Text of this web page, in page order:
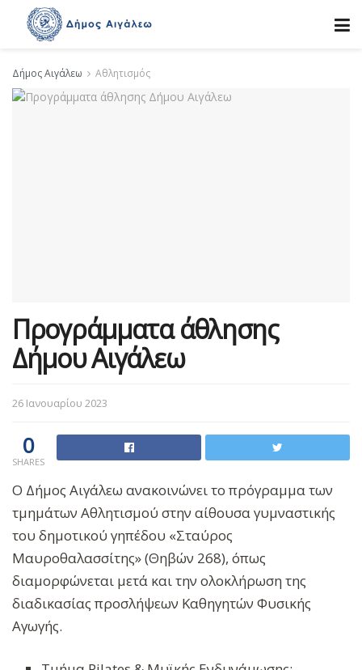
Δήμος Αιγάλεω Αθλητισμός
Προγράμματα άθλησης
Δήμου Αιγάλεω
26 Ιανουαρίου 2023
0
SHARES
Ο Δήμος Αιγάλεω ανακοινώνει το πρόγραμμα των
τμημάτων Αθλητισμού στην αίθουσα γυμναστικής
του δημοτικού γηπέδου «Σταύρος
Μαυροθαλασσίτης» (Θηβών 268), όπως
διαμορφώνεται μετά και την ολοκλήρωση της
διαδικασίας προσλήψεων Καθηγητών Φυσικής
Αγωγής.